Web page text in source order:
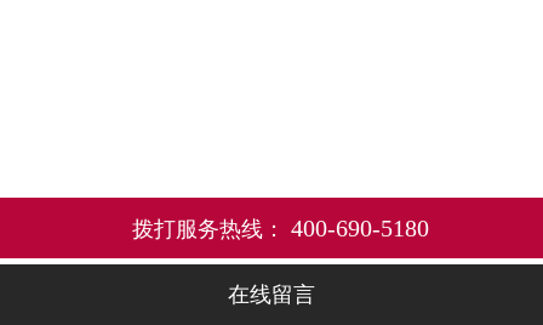
拨打服务热线： 400-690-5180
在线留言